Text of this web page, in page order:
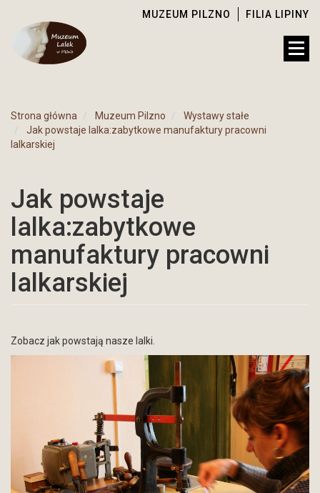
MUZEUM PILZNO FILIA LIPINY
Strona główna Muzeum Pilzno
Wystawy stałe
Jak powstaje lalka:zabytkowe manufaktury pracowni
lalkarskiej
Jak powstaje
lalka:zabytkowe
manufaktury pracowni
lalkarskiej
Zobacz jak powstają nasze lalki.